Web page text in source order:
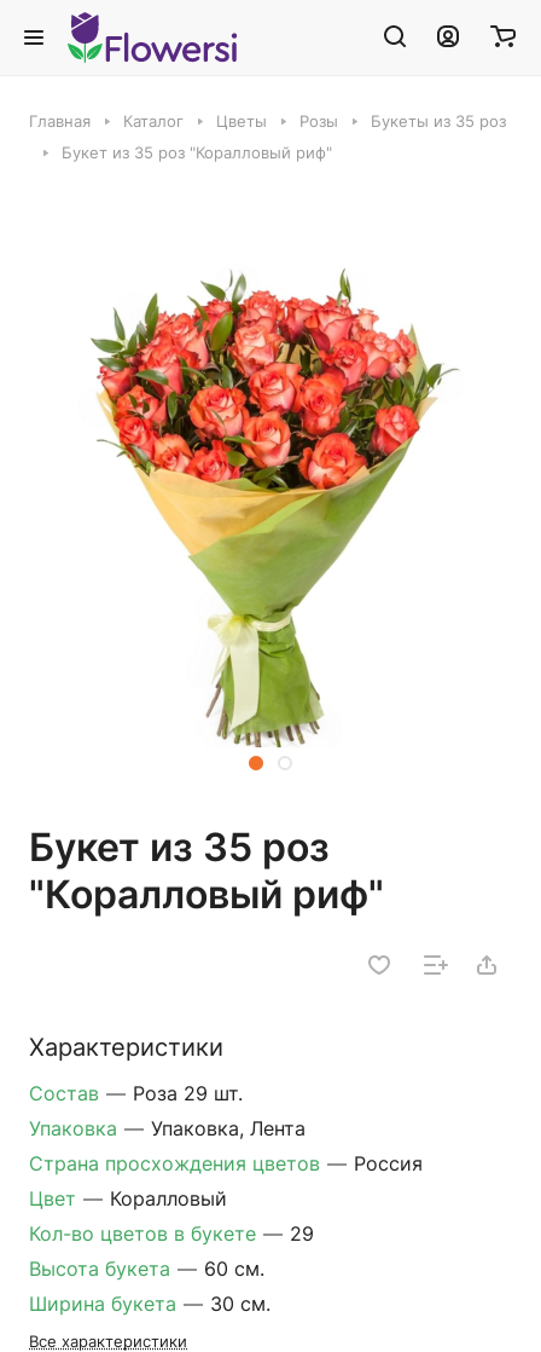
Главная Каталог Цветы Розы
Букеты из 35 роз
Букет из 35 роз "Коралловый риф"
Букет из 35 роз
"Коралловый риф"
Характеристики
Состав — Роза 29 шт.
Упаковка — Упаковка, Лента
Страна просхождения цветов — Россия
Цвет — Коралловый
Кол-во цветов в букете — 29
Высота букета — 60 см.
Ширина букета — 30 см.
Все характеристики